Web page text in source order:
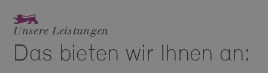
Unsere Leistungen
Das bieten wir Ihnen an: